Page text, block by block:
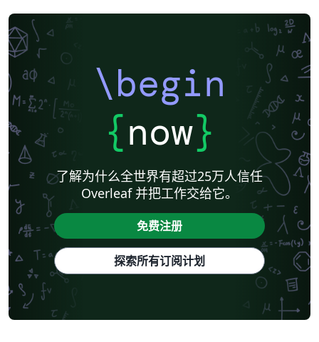
\begin
{now}
了解为什么全世界有超过25万人信任
Overleaf 并把工作交给它。
免费注册
探索所有订阅计划